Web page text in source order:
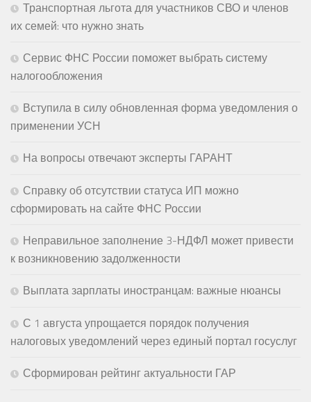
Транспортная льгота для участников СВО и членов
их семей: что нужно знать
Сервис ФНС России поможет выбрать систему
налогообложения
Вступила в силу обновленная форма уведомления о
применении УСН
На вопросы отвечают эксперты ГАРАНТ
Справку об отсутствии статуса ИП можно
сформировать на сайте ФНС России
Неправильное заполнение 3-НДФЛ может привести
к возникновению задолженности
Выплата зарплаты иностранцам: важные нюансы
С 1 августа упрощается порядок получения
налоговых уведомлений через единый портал госуслуг
Сформирован рейтинг актуальности ГАР